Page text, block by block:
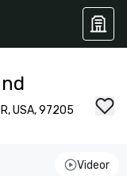
USA, 97205
Videor